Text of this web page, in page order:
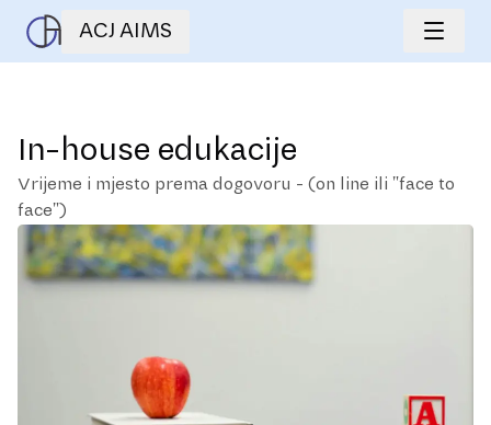
ACJ AIMS
In-house edukacije
Vrijeme i mjesto prema dogovoru - (on line ili "face to
face")